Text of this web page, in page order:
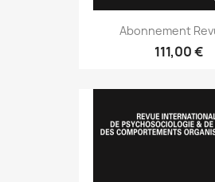
Abonnement
111,00 €